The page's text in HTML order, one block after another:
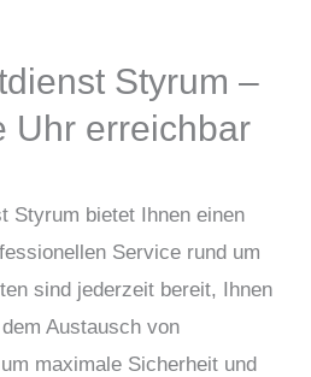
Styrum –
Uhr erreichbar
Styrum bietet Ihnen einen
Service rund um
sind jederzeit bereit, Ihnen
Austausch von
maximale Sicherheit und